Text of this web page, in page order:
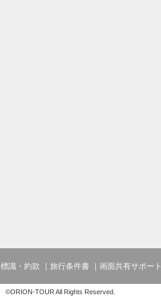
標識・約款 旅行条件書 画面共有サポート
©ORION-TOUR All Rights Reserved.